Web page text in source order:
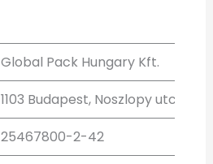
Global Pack Hungary Kft.
1103 Budapest, Noszlopy utca 2.
25467800-2-42